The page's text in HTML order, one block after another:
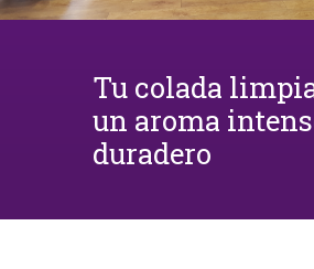
Tu colada
un aroma
duradero